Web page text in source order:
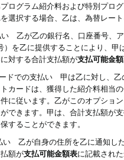
ログラム紹介料および特別プロ
選択する場合、乙は、為替レー
乙が乙の銀行名、口座番号、
）を乙に提供することにより、
対する合計支払額が支払可能金
ドでの支払い 甲は乙に対し、乙
カードは、獲得した紹介料相当
に従います。乙がこのオプショ
できます。甲は、合計支払額が
することができます。
い 乙が自身の住所を乙に通知し
額が支払可能金額表に記載され